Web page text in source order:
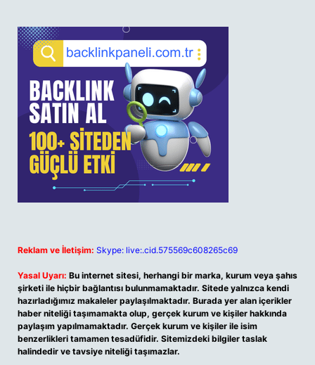
Reklam ve İletişim: Skype: live:.cid.575569c608265c69
Yasal Uyarı: Bu internet sitesi, herhangi bir marka, kurum veya şahıs
şirketi ile hiçbir bağlantısı bulunmamaktadır. Sitede yalnızca kendi
hazırladığımız makaleler paylaşılmaktadır. Burada yer alan içerikler
haber niteliği taşımamakta olup, gerçek kurum ve kişiler hakkında
paylaşım yapılmamaktadır. Gerçek kurum ve kişiler ile isim
benzerlikleri tamamen tesadüfidir. Sitemizdeki bilgiler taslak
halindedir ve tavsiye niteliği taşımazlar.